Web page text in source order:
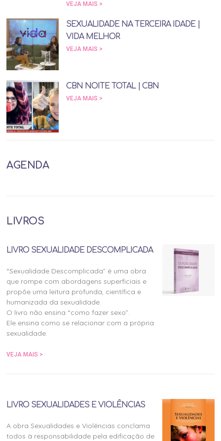
VEJA MAIS >
SEXUALIDADE NA TERCEIRA IDADE |
VIDA MELHOR
VEJA MAIS >
CBN NOITE TOTAL | CBN
VEJA MAIS >
AGENDA
LIVROS
LIVRO SEXUALIDADE DESCOMPLICADA
“Sexualidade Descomplicada” é uma obra
que rompe com abordagens superficiais e
propõe uma leitura profunda, científica e
humanizada da sexualidade.
O livro não ensina “como fazer sexo”.
Ele ensina como se relacionar com a própria
sexualidade.
VEJA MAIS >
LIVRO SEXUALIDADES E VIOLÊNCIAS
A obra Sexualidades e Violências conclama
todos à responsabilidade pela edificação de